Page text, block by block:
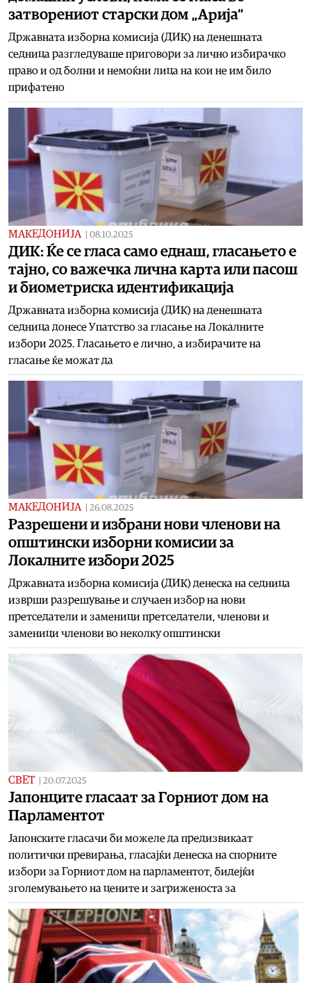
затворениот старски дом „Арија“
Државната изборна комисија (ДИК) на денешната
седница разгледуваше приговори за лично избирачко
право и од болни и немоќни лица на кои не им било
прифатено
МАКЕДОНИЈА 08.10.2025
ДИК: Ќе се гласа само еднаш, гласањето е
тајно, со важечка лична карта или пасош
и биометриска идентификација
Државната изборна комисија (ДИК) на денешната
седница донесе Упатство за гласање на Локалните
избори 2025. Гласањето е лично, а избирачите на
гласање ќе можат да
МАКЕДОНИЈА 26.08.2025
Разрешени и избрани нови членови на
општински изборни комисии за
Локалните избори 2025
Државната изборна комисија (ДИК) денеска на седница
изврши разрешување и случаен избор на нови
претседатели и заменици претседатели, членови и
заменици членови во неколку општински
СВЕТ 20.07.2025
Јапонците гласаат за Горниот дом на
Парламентот
Јапонските гласачи би можеле да предизвикаат
политички превирања, гласајќи денеска на спорните
избори за Горниот дом на парламентот, бидејќи
зголемувањето на цените и загриженоста за